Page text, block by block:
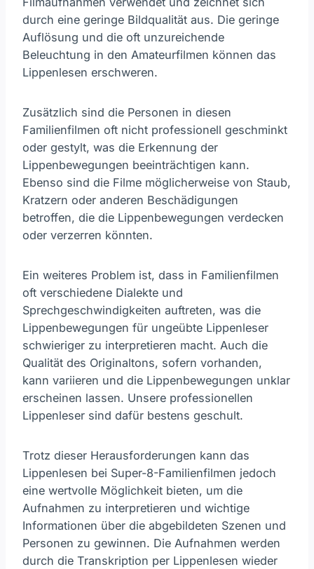
durch eine geringe Bildqualität aus. Die geringe
Auflösung und die oft unzureichende
Beleuchtung in den Amateurfilmen können das
Lippenlesen erschweren.
Zusätzlich sind die Personen in diesen
Familienfilmen oft nicht professionell geschminkt
oder gestylt, was die Erkennung der
Lippenbewegungen beeinträchtigen kann.
Ebenso sind die Filme möglicherweise von Staub,
Kratzern oder anderen Beschädigungen
betroffen, die die Lippenbewegungen verdecken
oder verzerren könnten.
Ein weiteres Problem ist, dass in Familienfilmen
oft verschiedene Dialekte und
Sprechgeschwindigkeiten auftreten, was die
Lippenbewegungen für ungeübte Lippenleser
schwieriger zu interpretieren macht. Auch die
Qualität des Originaltons, sofern vorhanden,
kann variieren und die Lippenbewegungen unklar
erscheinen lassen. Unsere professionellen
Lippenleser sind dafür bestens geschult.
Trotz dieser Herausforderungen kann das
Lippenlesen bei Super-8-Familienfilmen jedoch
eine wertvolle Möglichkeit bieten, um die
Aufnahmen zu interpretieren und wichtige
Informationen über die abgebildeten Szenen und
Personen zu gewinnen. Die Aufnahmen werden
durch die Transkription per Lippenlesen wieder